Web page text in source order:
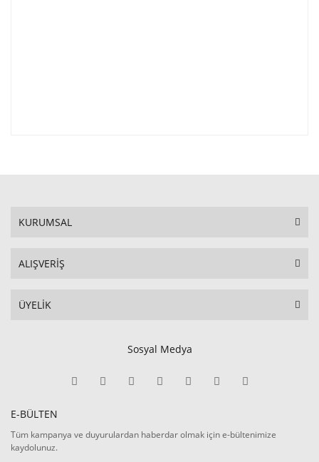
KURUMSAL
ALIŞVERİŞ
ÜYELİK
Sosyal Medya
E-BÜLTEN
Tüm kampanya ve duyurulardan haberdar olmak için e-bültenimize
kaydolunuz.